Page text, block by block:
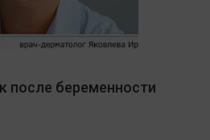
после беременности